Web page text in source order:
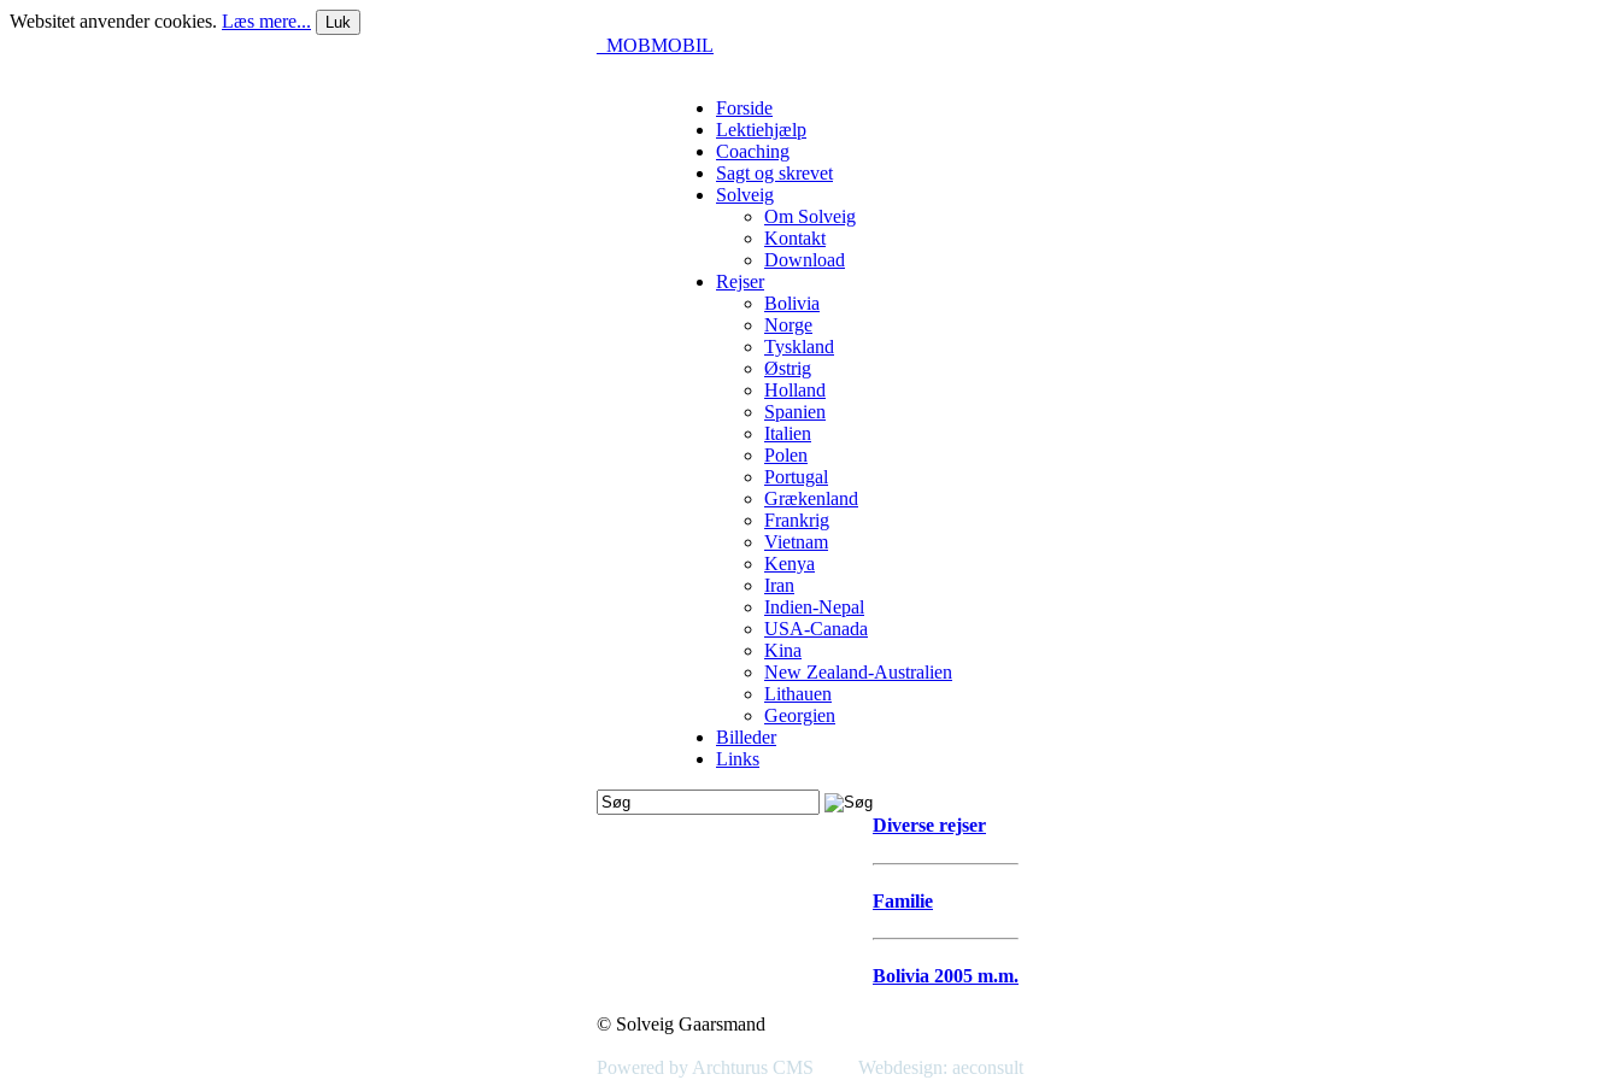
Websitet anvender cookies. Læs mere... Luk
_MOBMOBIL
Forside
Lektiehjælp
Coaching
Sagt og skrevet
Solveig
Om Solveig
Kontakt
Download
Rejser
Bolivia
Norge
Tyskland
Østrig
Holland
Spanien
Italien
Polen
Portugal
Grækenland
Frankrig
Vietnam
Kenya
Iran
Indien-Nepal
USA-Canada
Kina
New Zealand-Australien
Lithauen
Georgien
Billeder
Links
Diverse rejser
Familie
Bolivia 2005 m.m.
© Solveig Gaarsmand
Powered by Archturus CMS Webdesign: aeconsult